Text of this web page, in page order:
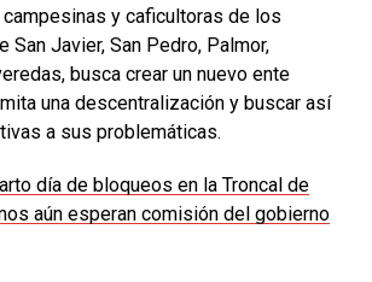
y caficultoras de los
San Javier, San Pedro, Palmor,
busca crear un nuevo ente
una descentralización y buscar así
a sus problemáticas.
día de bloqueos en la Troncal de
aún esperan comisión del gobierno